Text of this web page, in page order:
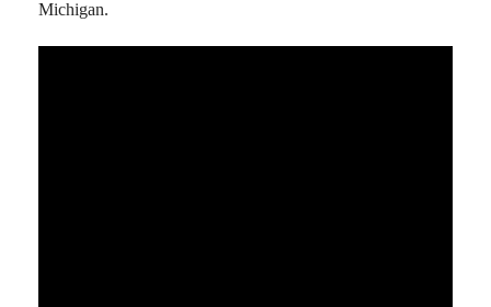
Michigan.